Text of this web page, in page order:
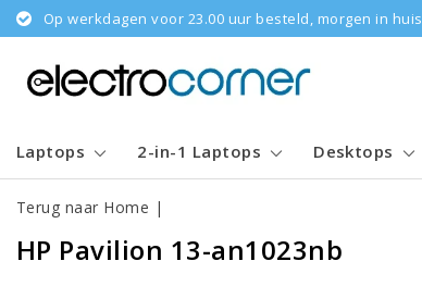
Op werkdagen voor 23.00 uur besteld, morgen in huis
Laptops 2-in-1 Laptops Desktops
Terug naar Home |
HP Pavilion 13-an1023nb